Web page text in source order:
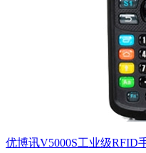
优博讯V5000S工业级RFID